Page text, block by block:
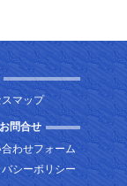
マップ
問合せ
わせフォーム
シーポリシー